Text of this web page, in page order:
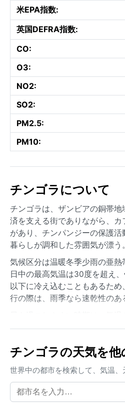
米EPA指数:
英国DEFRA指数:
CO:
O3:
NO2:
SO2:
PM2.5:
PM10:
チンゴラについて
チンゴラは、ザンビアの銅帯
済を支える街でありながら、
があり、チンパンジーの保護
暮らしが調和した雰囲気が漂う。
気候区分は温暖冬季少雨の亜熱
日中の最高気温は30度を超え
以下に冷え込むこともあるた
行の際は、雨季なら速乾性のあ
やアウトドア活動に適してい
端な現象はないが、雨季の突
チンゴラの天気を他
世界中の都市を検索して、気温、